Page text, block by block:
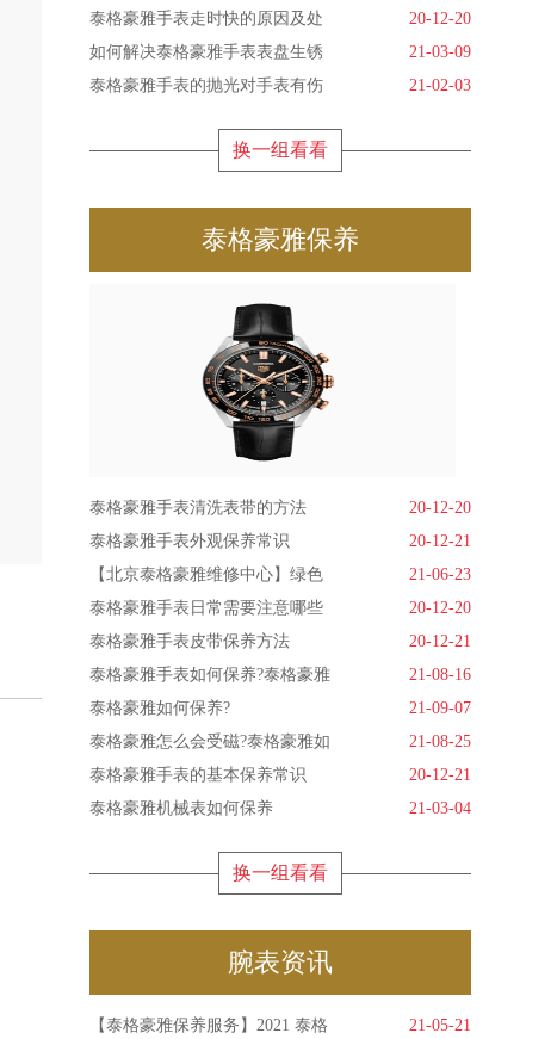
泰格豪雅手表走时快的原因及处
20-12-20
如何解决泰格豪雅手表表盘生锈
21-03-09
泰格豪雅手表的抛光对手表有伤
21-02-03
换一组看看
泰格豪雅保养
泰格豪雅手表清洗表带的方法
20-12-20
泰格豪雅手表外观保养常识
20-12-21
【北京泰格豪雅维修中心】绿色
21-06-23
泰格豪雅手表日常需要注意哪些
20-12-20
泰格豪雅手表皮带保养方法
20-12-21
泰格豪雅手表如何保养?泰格豪雅
21-08-16
泰格豪雅如何保养?
21-09-07
泰格豪雅怎么会受磁?泰格豪雅如
21-08-25
泰格豪雅手表的基本保养常识
20-12-21
泰格豪雅机械表如何保养
21-03-04
换一组看看
腕表资讯
【泰格豪雅保养服务】2021 泰格
21-05-21